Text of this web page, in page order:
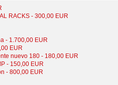
RACKS - 300,00 EUR
- 1.700,00 EUR
EUR
nuevo 180 - 180,00 EUR
- 150,00 EUR
- 800,00 EUR